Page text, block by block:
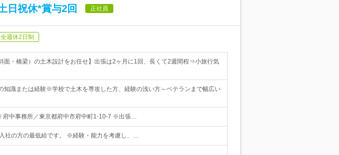
日祝休*賞与2回 正社員
週休2日制
面・橋梁）の土木設計をお任せ】出張は2ヶ月に1回、長くて2週間程⇒小旅行気
知識または経験※学校で土木を専攻した方、経験の浅い方～ベテランまで幅広い
中事務所／東京都府中市府中町1-10-7 ※出張…
社の方の最低給です。 ※経験・能力を考慮し、…